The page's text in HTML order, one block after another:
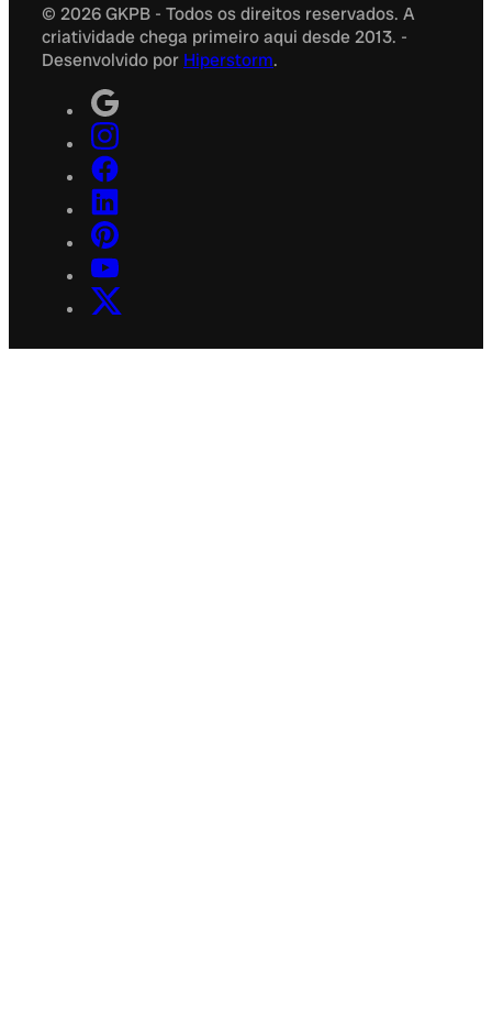
© 2026 GKPB - Todos os direitos reservados. A
criatividade chega primeiro aqui desde 2013. -
Desenvolvido por Hiperstorm.